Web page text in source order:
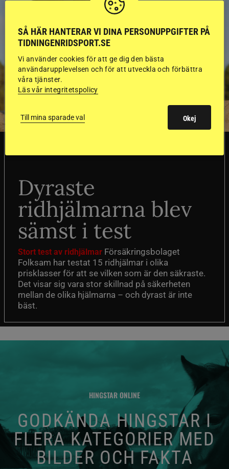
Dyraste
ridhjälmarna blev
sämst i test
Stort test av ridhjälmar Försäkringsbolaget
Folksam har testat 15 ridhjälmar i olika
prisklasser för att se vilken som är den säkraste.
Det visar sig vara stor skillnad på säkerheten
mellan de olika hjälmarna – och dyrast är inte
bäst.
HINGSTAR ONLINE
GODKÄNDA HINGSTAR I
FLERA KATEGORIER MED
BILDER OCH FAKTA
SÅ HÄR HANTERAR VI DINA PERSONUPPGIFTER PÅ
TIDNINGENRIDSPORT.SE
Vi använder cookies för att ge dig den bästa
användarupplevelsen och för att utveckla och förbättra
våra tjänster.
Läs vår integritetspolicy
Till mina sparade val Okej